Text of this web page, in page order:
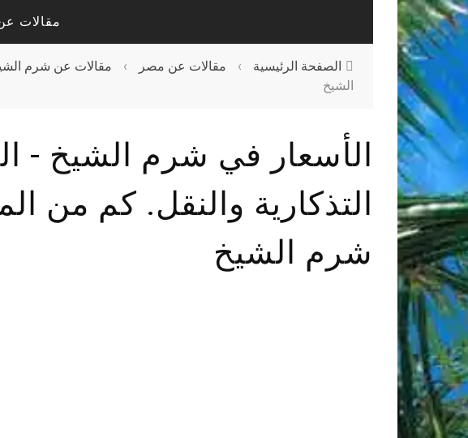
مقالات
مقالات عن
مقالات عن
الصفحة الرئيسية › مقالات عن مصر › مقالات عن شرم
الشيخ
الأسعار في شرم الشيخ -
التذكارية والنقل. كم من
شرم الشيخ